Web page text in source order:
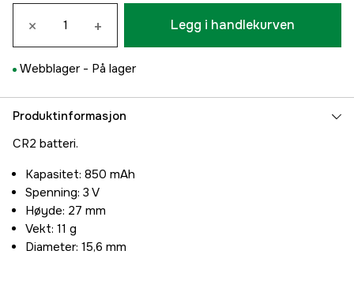
× + Legg i handlekurven
Webblager - På lager
Produktinformasjon
CR2 batteri.
Kapasitet: 850 mAh
Spenning: 3 V
Høyde: 27 mm
Vekt: 11 g
Diameter: 15,6 mm